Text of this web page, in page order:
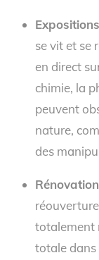
se vit et se
en direct
chimie, la
peuvent
nature,
des
totalement
totale dans